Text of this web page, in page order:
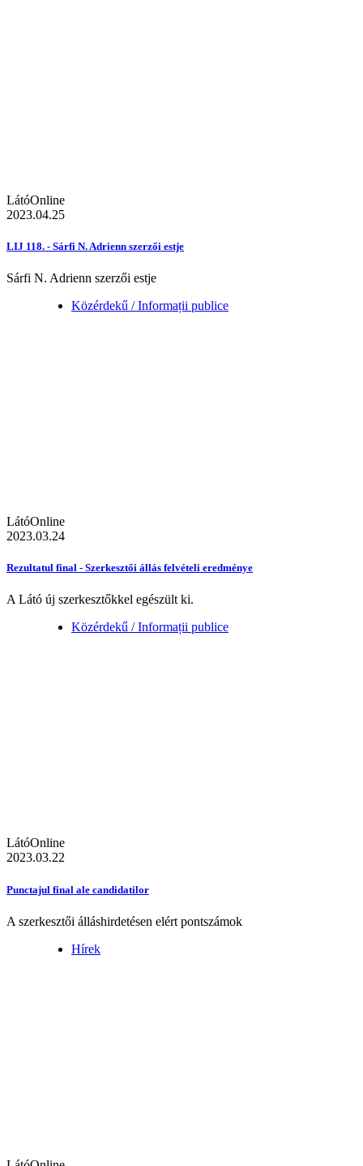
LátóOnline
2023.04.25
LIJ 118. - Sárfi N. Adrienn szerzői estje
Sárfi N. Adrienn szerzői estje
Közérdekű / Informații publice
LátóOnline
2023.03.24
Rezultatul final - Szerkesztői állás felvételi eredménye
A Látó új szerkesztőkkel egészült ki.
Közérdekű / Informații publice
LátóOnline
2023.03.22
Punctajul final ale candidatilor
A szerkesztői álláshirdetésen elért pontszámok
Hírek